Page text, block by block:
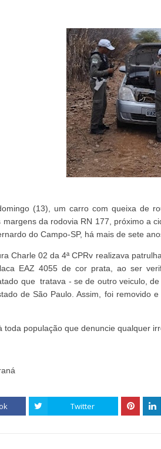
(13), um carro com queixa de
margens da rodovia RN 177, próximo a
do Campo-SP, há mais de sete
Charle 02 da 4ª CPRv realizava
EAZ 4055 de cor prata, ao ser
que tratava - se de outro veiculo,
de São Paulo. Assim, foi removido
toda população que denuncie qualquer
Twitter